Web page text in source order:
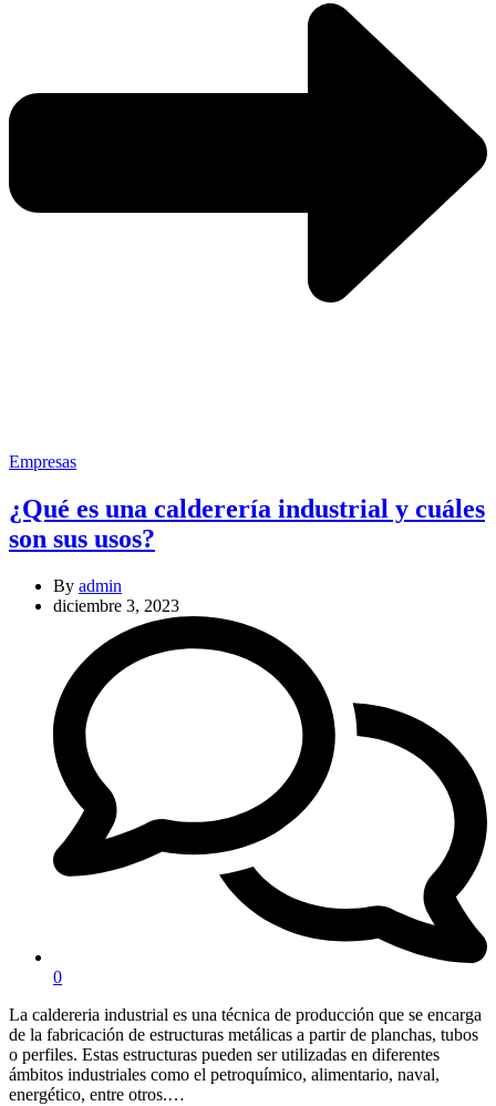
Categories
Empresas
¿Qué es una calderería industrial y cuáles
son sus usos?
By admin
diciembre 3, 2023
0
La caldereria industrial es una técnica de producción que se encarga
de la fabricación de estructuras metálicas a partir de planchas, tubos
o perfiles. Estas estructuras pueden ser utilizadas en diferentes
ámbitos industriales como el petroquímico, alimentario, naval,
energético, entre otros.…